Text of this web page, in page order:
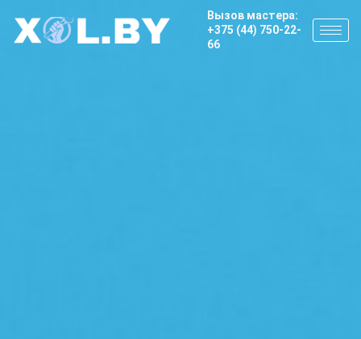
Вызов мастера:
+375 (44) 750-22-
66